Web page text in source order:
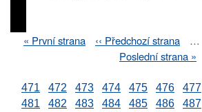
First
« První strana
Previous
‹‹ Předchozí strana …
Last
Poslední strana »
471 472 473 474 475 476 477
481
482 483 484 485 486 487